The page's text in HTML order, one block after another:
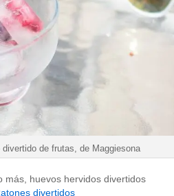
divertido de frutas, de Maggiesona
más, huevos hervidos divertidos
divertidos